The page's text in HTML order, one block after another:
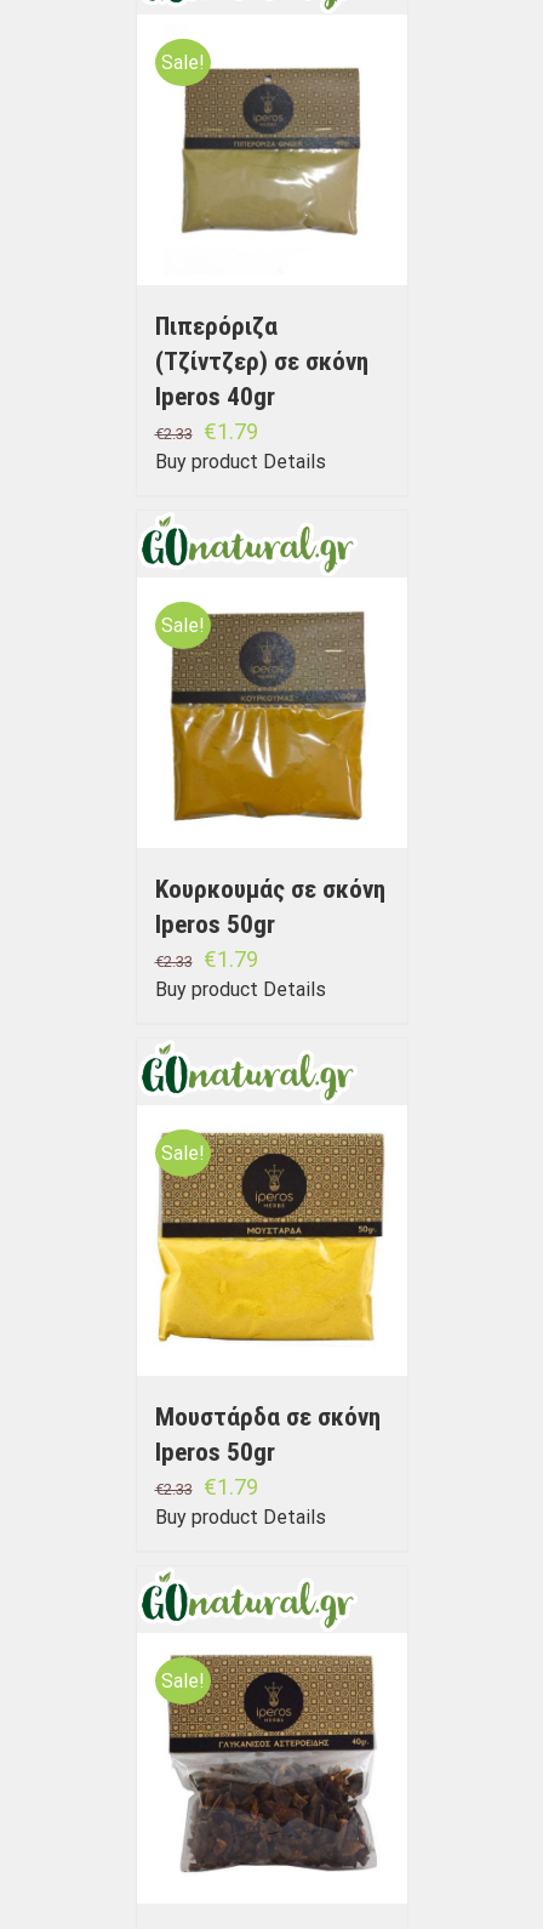
Sale!
Πιπερόριζα
(Τζίντζερ) σε σκόνη
Iperos 40gr
€2.33 €1.79
Buy product Details
Sale!
Κουρκουμάς σε σκόνη
Iperos 50gr
€2.33 €1.79
Buy product Details
Sale!
Μουστάρδα σε σκόνη
Iperos 50gr
€2.33 €1.79
Buy product Details
Sale!